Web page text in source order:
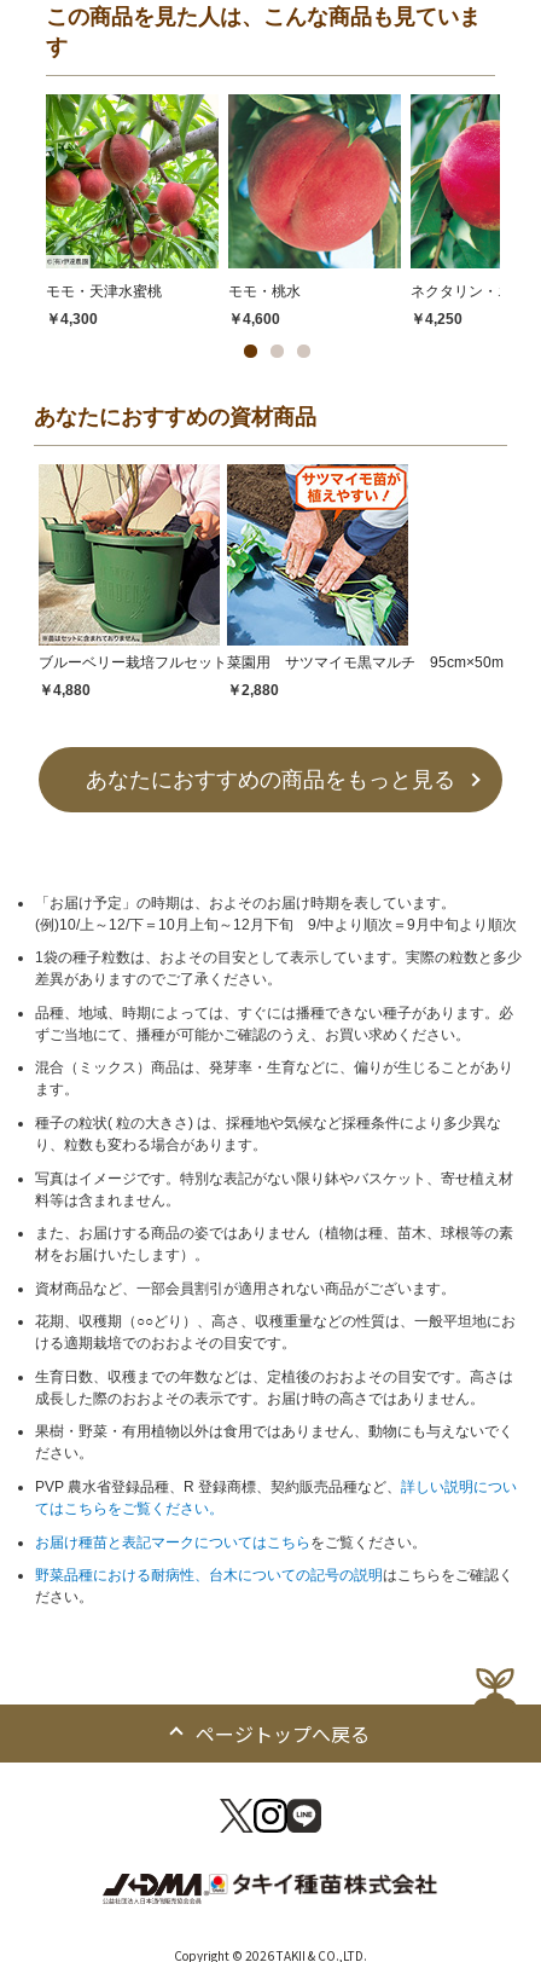
この商品を見た人は、こんな商品も見ていま
す
モモ・天津水蜜桃
￥4,300
モモ・桃水
￥4,600
ネクタリン・エン
￥4,250
あなたにおすすめの資材商品
ブルーベリー栽培フルセット
￥4,880
菜園用 サツマイモ黒マルチ 95cm×50m
￥2,880
あなたにおすすめの商品をもっと見る
「お届け予定」の時期は、およそのお届け時期を表しています。
(例)10/上～12/下＝10月上旬～12月下旬 9/中より順次＝9月中旬より順次
1袋の種子粒数は、およその目安として表示しています。実際の粒数と多少
差異がありますのでご了承ください。
品種、地域、時期によっては、すぐには播種できない種子があります。必
ずご当地にて、播種が可能かご確認のうえ、お買い求めください。
混合（ミックス）商品は、発芽率・生育などに、偏りが生じることがあり
ます。
種子の粒状( 粒の大きさ) は、採種地や気候など採種条件により多少異な
り、粒数も変わる場合があります。
写真はイメージです。特別な表記がない限り鉢やバスケット、寄せ植え材
料等は含まれません。
また、お届けする商品の姿ではありません（植物は種、苗木、球根等の素
材をお届けいたします）。
資材商品など、一部会員割引が適用されない商品がございます。
花期、収穫期（○○どり）、高さ、収穫重量などの性質は、一般平坦地にお
ける適期栽培でのおおよその目安です。
生育日数、収穫までの年数などは、定植後のおおよその目安です。高さは
成長した際のおおよその表示です。お届け時の高さではありません。
果樹・野菜・有用植物以外は食用ではありません、動物にも与えないでく
ださい。
PVP 農水省登録品種、R 登録商標、契約販売品種など、詳しい説明につい
てはこちらをご覧ください。
お届け種苗と表記マークについてはこちら をご覧ください。
野菜品種における耐病性、台木についての記号の説明はこちらをご確認く
ださい。
ページトップへ戻る
Copyright © 2026 TAKII & CO.,LTD.